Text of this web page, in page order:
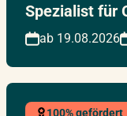
Spezialist für
ab 19.08.2026
100% gefördert